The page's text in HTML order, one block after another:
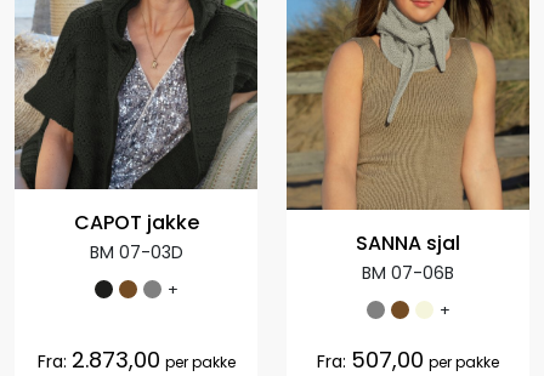
CAPOT jakke
BM 07-03D
+
Fra: 2.873,00 per pakke
SANNA sjal
BM 07-06B
+
Fra: 507,00 per pakke